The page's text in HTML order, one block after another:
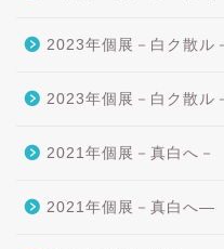
2023年個展－白ク散ル
2023年個展－白ク散
2021年個展－真白へ－
2021年個展－真白へ―